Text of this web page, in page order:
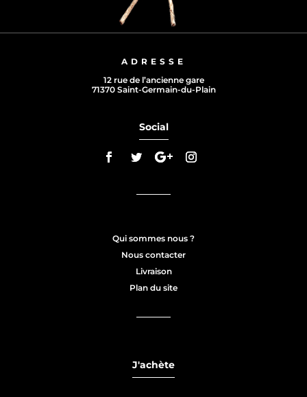
ADRESSE
12 rue de l’ancienne gare
71370 Saint-Germain-du-Plain
Social
Qui sommes nous ?
Nous contacter
Livraison
Plan du site
J'achète